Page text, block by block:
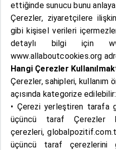
ettiğinde sunucu bunu
Çerezler, ziyaretçilere
gibi kişisel verileri
detaylı bilgi için
www.allaboutcookies.org
Hangi Çerezler
Çerezler, sahipleri, kullanım
açısında kategorize edilebilir:
• Çerezi yerleştiren tarafa
üçüncü taraf Çerezler
çerezleri,
üçüncü taraf çerezlerini